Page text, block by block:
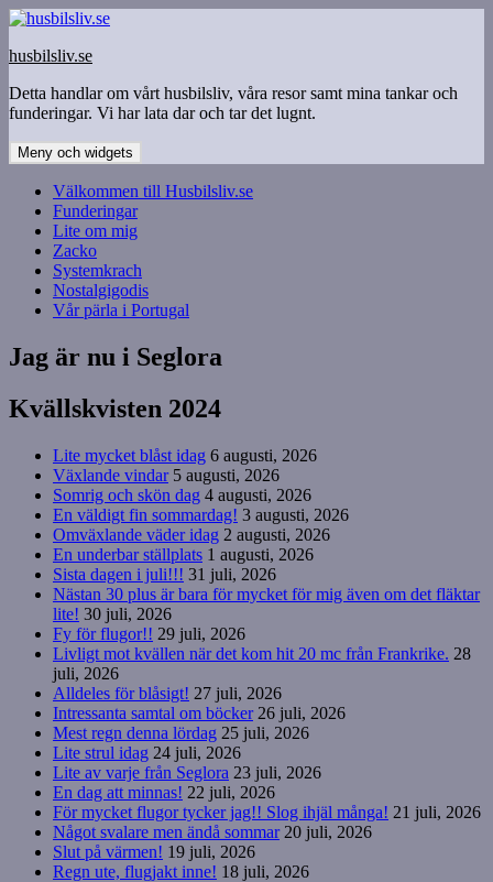
Hoppa
innehåll
husbilsliv.se
Detta handlar om vårt husbilsliv, våra resor samt mina tankar och
funderingar. Vi har lata dar och tar det lugnt.
Meny och widgets
Välkommen till Husbilsliv.se
Funderingar
Lite om mig
Zacko
Systemkrach
Nostalgigodis
Vår pärla i Portugal
Jag är nu i Seglora
Kvällskvisten 2024
Lite mycket blåst idag 6 augusti, 2026
Växlande vindar 5 augusti, 2026
Somrig och skön dag 4 augusti, 2026
En väldigt fin sommardag! 3 augusti, 2026
Omväxlande väder idag 2 augusti, 2026
En underbar ställplats 1 augusti, 2026
Sista dagen i juli!!! 31 juli, 2026
Nästan 30 plus är bara för mycket för mig även om det fläktar
lite! 30 juli, 2026
Fy för flugor!! 29 juli, 2026
Livligt mot kvällen när det kom hit 20 mc från Frankrike. 28
juli, 2026
Alldeles för blåsigt! 27 juli, 2026
Intressanta samtal om böcker 26 juli, 2026
Mest regn denna lördag 25 juli, 2026
Lite strul idag 24 juli, 2026
Lite av varje från Seglora 23 juli, 2026
En dag att minnas! 22 juli, 2026
För mycket flugor tycker jag!! Slog ihjäl många! 21 juli, 2026
Något svalare men ändå sommar 20 juli, 2026
Slut på värmen! 19 juli, 2026
Regn ute, flugjakt inne! 18 juli, 2026